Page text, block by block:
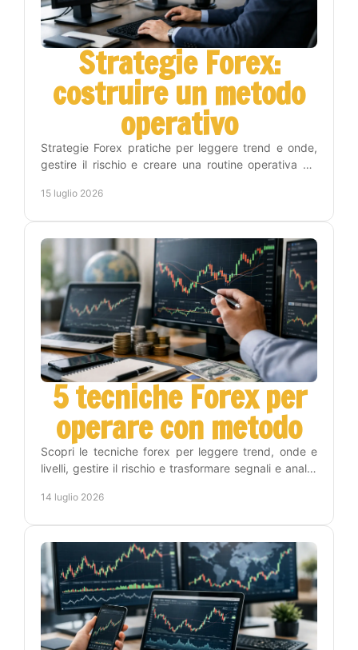
Strategie Forex:
costruire un metodo
operativo
Strategie Forex pratiche per leggere trend e onde,
gestire il rischio e creare una routine operativa sui
15 luglio 2026
5 tecniche Forex per
operare con metodo
Scopri le tecniche forex per leggere trend, onde e
livelli, gestire il rischio e trasformare segnali e analisi
14 luglio 2026